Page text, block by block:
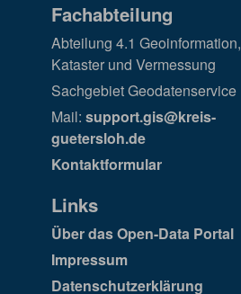
Fachabteilung
Abteilung 4.1 Geoinformation,
Kataster und Vermessung
Sachgebiet Geodatenservice
Mail: support.gis@kreis-
guetersloh.de
Kontaktformular
Links
Über das Open-Data Portal
Impressum
Datenschutzerklärung